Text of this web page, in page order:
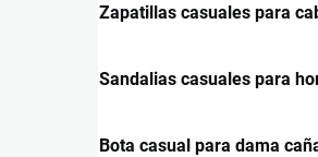
Zapatillas casuales para
Sandalias casuales para
Bota casual para dama